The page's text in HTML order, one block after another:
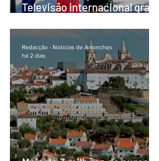
Televisão internacional grava
Redacção - Notícias de Arronches
há 2 dias